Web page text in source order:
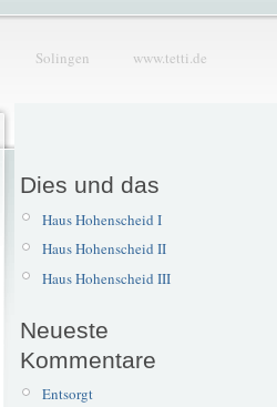
Solingen www.tetti.de
Dies und das
Haus Hohenscheid I
Haus Hohenscheid II
Haus Hohenscheid III
Neueste
Kommentare
Entsorgt